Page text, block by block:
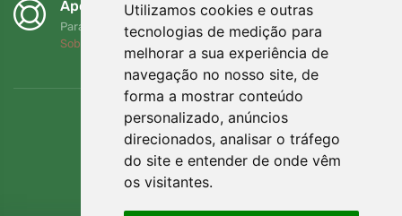
Utilizamos cookies e outras
tecnologias de medição para
melhorar a sua experiência de
navegação no nosso site, de
forma a mostrar conteúdo
personalizado, anúncios
direcionados, analisar o tráfego
do site e entender de onde vêm
os visitantes.
Apoiamos a Trees.org
Para cada encomenda plantamos uma árvore! Leia mais
Sobre nós